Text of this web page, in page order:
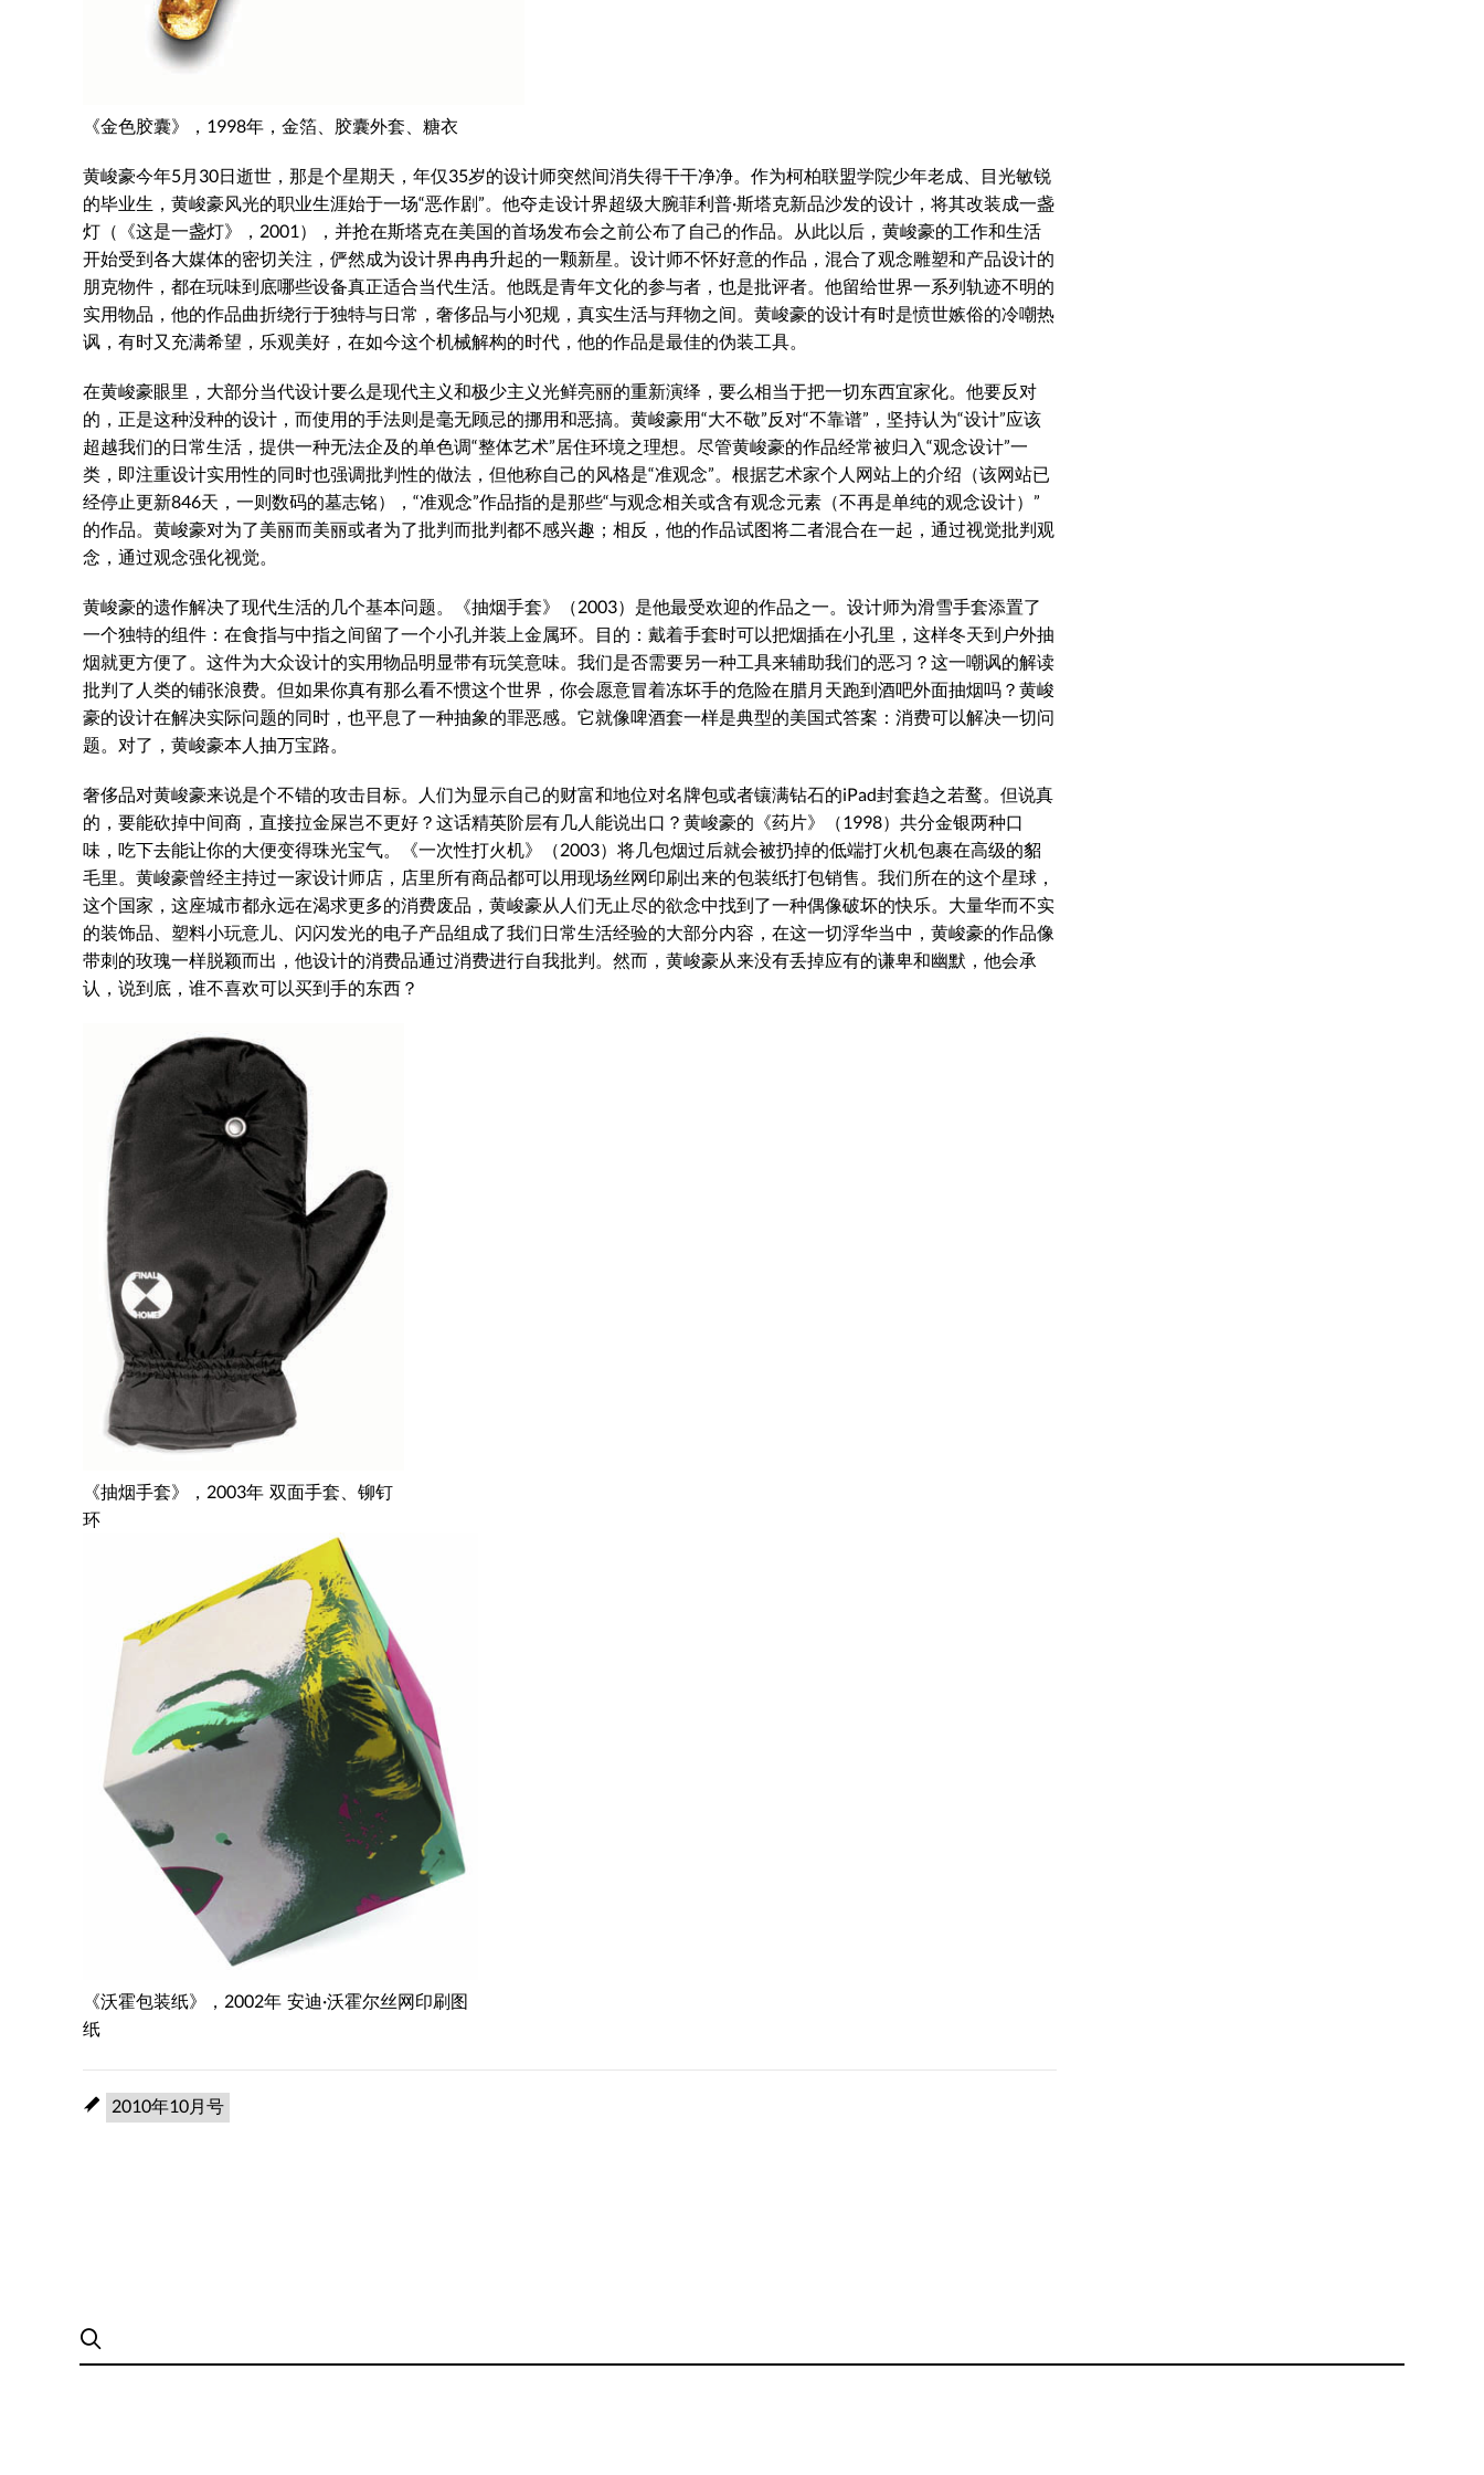
《金色胶囊》，1998年，金箔、胶囊外套、糖衣
黄峻豪今年5月30日逝世，那是个星期天，年仅35岁的设计师突然间消失得干干净净。作为柯柏联盟学院少年老成、目光敏锐
的毕业生，黄峻豪风光的职业生涯始于一场“恶作剧”。他夺走设计界超级大腕菲利普·斯塔克新品沙发的设计，将其改装成一盏
灯（《这是一盏灯》，2001），并抢在斯塔克在美国的首场发布会之前公布了自己的作品。从此以后，黄峻豪的工作和生活
开始受到各大媒体的密切关注，俨然成为设计界冉冉升起的一颗新星。设计师不怀好意的作品，混合了观念雕塑和产品设计的
朋克物件，都在玩味到底哪些设备真正适合当代生活。他既是青年文化的参与者，也是批评者。他留给世界一系列轨迹不明的
实用物品，他的作品曲折绕行于独特与日常，奢侈品与小犯规，真实生活与拜物之间。黄峻豪的设计有时是愤世嫉俗的冷嘲热
讽，有时又充满希望，乐观美好，在如今这个机械解构的时代，他的作品是最佳的伪装工具。
在黄峻豪眼里，大部分当代设计要么是现代主义和极少主义光鲜亮丽的重新演绎，要么相当于把一切东西宜家化。他要反对
的，正是这种没种的设计，而使用的手法则是毫无顾忌的挪用和恶搞。黄峻豪用“大不敬”反对“不靠谱”，坚持认为“设计”应该
超越我们的日常生活，提供一种无法企及的单色调“整体艺术”居住环境之理想。尽管黄峻豪的作品经常被归入“观念设计”一
类，即注重设计实用性的同时也强调批判性的做法，但他称自己的风格是“准观念”。根据艺术家个人网站上的介绍（该网站已
经停止更新846天，一则数码的墓志铭），“准观念”作品指的是那些“与观念相关或含有观念元素（不再是单纯的观念设计）”
的作品。黄峻豪对为了美丽而美丽或者为了批判而批判都不感兴趣；相反，他的作品试图将二者混合在一起，通过视觉批判观
念，通过观念强化视觉。
黄峻豪的遗作解决了现代生活的几个基本问题。《抽烟手套》（2003）是他最受欢迎的作品之一。设计师为滑雪手套添置了
一个独特的组件：在食指与中指之间留了一个小孔并装上金属环。目的：戴着手套时可以把烟插在小孔里，这样冬天到户外抽
烟就更方便了。这件为大众设计的实用物品明显带有玩笑意味。我们是否需要另一种工具来辅助我们的恶习？这一嘲讽的解读
批判了人类的铺张浪费。但如果你真有那么看不惯这个世界，你会愿意冒着冻坏手的危险在腊月天跑到酒吧外面抽烟吗？黄峻
豪的设计在解决实际问题的同时，也平息了一种抽象的罪恶感。它就像啤酒套一样是典型的美国式答案：消费可以解决一切问
题。对了，黄峻豪本人抽万宝路。
奢侈品对黄峻豪来说是个不错的攻击目标。人们为显示自己的财富和地位对名牌包或者镶满钻石的iPad封套趋之若鹜。但说真
的，要能砍掉中间商，直接拉金屎岂不更好？这话精英阶层有几人能说出口？黄峻豪的《药片》（1998）共分金银两种口
味，吃下去能让你的大便变得珠光宝气。《一次性打火机》（2003）将几包烟过后就会被扔掉的低端打火机包裹在高级的貂
毛里。黄峻豪曾经主持过一家设计师店，店里所有商品都可以用现场丝网印刷出来的包装纸打包销售。我们所在的这个星球，
这个国家，这座城市都永远在渴求更多的消费废品，黄峻豪从人们无止尽的欲念中找到了一种偶像破坏的快乐。大量华而不实
的装饰品、塑料小玩意儿、闪闪发光的电子产品组成了我们日常生活经验的大部分内容，在这一切浮华当中，黄峻豪的作品像
带刺的玫瑰一样脱颖而出，他设计的消费品通过消费进行自我批判。然而，黄峻豪从来没有丢掉应有的谦卑和幽默，他会承
认，说到底，谁不喜欢可以买到手的东西？
《抽烟手套》，2003年 双面手套、铆钉
环
《沃霍包装纸》，2002年 安迪·沃霍尔丝网印刷图
纸
2010年10月号